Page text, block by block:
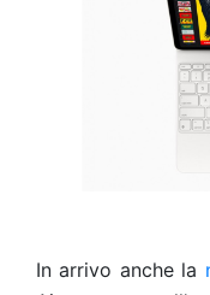
In arrivo anche la